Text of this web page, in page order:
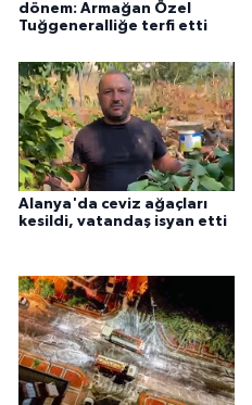
dönem: Armağan Özel
Tuğgeneralliğe terfi etti
Alanya'da ceviz ağaçları
kesildi, vatandaş isyan etti